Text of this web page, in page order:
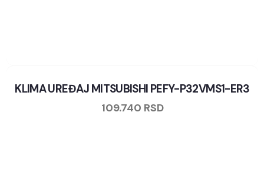
KLIMA UREĐAJ MITSUBISHI PEFY-P32VMS1-ER3
109.740 RSD